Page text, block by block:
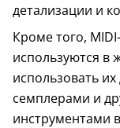
детализации и
Кроме того,
используются в
использовать
семплерами и
инструментами